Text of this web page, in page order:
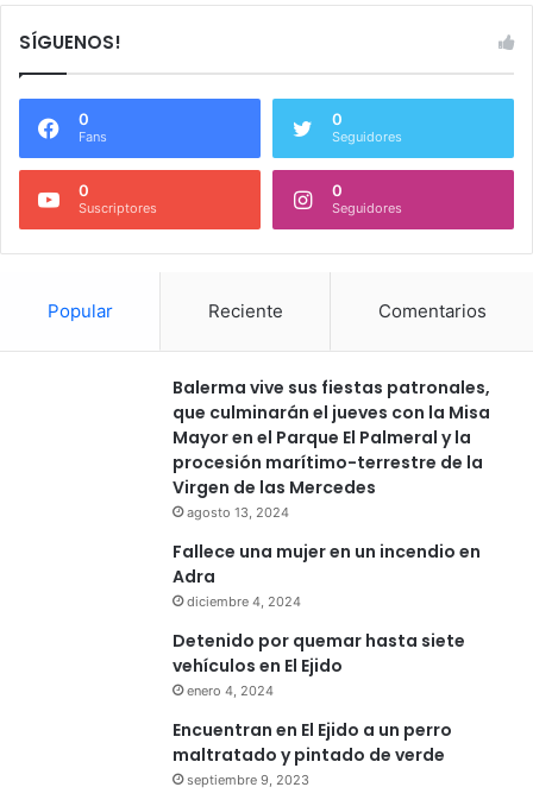
SÍGUENOS!
0
Fans
0
Seguidores
0
Suscriptores
0
Seguidores
Popular Reciente Comentarios
Balerma vive sus fiestas patronales,
que culminarán el jueves con la Misa
Mayor en el Parque El Palmeral y la
procesión marítimo-terrestre de la
Virgen de las Mercedes
agosto 13, 2024
Fallece una mujer en un incendio en
Adra
diciembre 4, 2024
Detenido por quemar hasta siete
vehículos en El Ejido
enero 4, 2024
Encuentran en El Ejido a un perro
maltratado y pintado de verde
septiembre 9, 2023